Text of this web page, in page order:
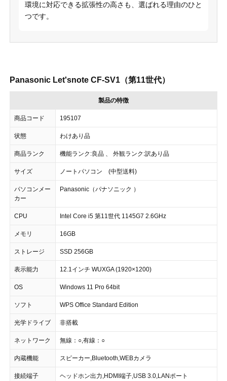
環境に対応できる拡張性の高さも、選ばれる理由のひと
つです。
Panasonic Let'snote CF-SV1（第11世代）
製品の特徴
商品コード 195107
状態 わけあり品
商品ランク 機能ランク:良品 、 外観ランク:訳あり品
サイズ ノートパソコン (中型送料)
パソコンメー
カー
Panasonic（パナソニック ）
CPU Intel Core i5 第11世代 1145G7 2.6GHz
メモリ 16GB
ストレージ SSD 256GB
表示能力 12.1インチ WUXGA (1920×1200)
OS Windows 11 Pro 64bit
ソフト WPS Office Standard Edition
光学ドライブ 非搭載
ネットワーク 無線：○,有線：○
内蔵機能 スピーカー,Bluetooth,WEBカメラ
接続端子
ヘッドホン出力,HDMI端子,USB 3.0,LANポート